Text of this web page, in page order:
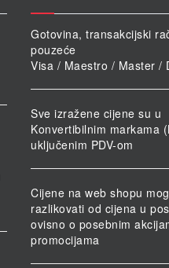
Gotovina, transakcijski
pouzeće
Visa / Maestro / Master /
Sve izražene cijene su u
Konvertibilnim markama
uključenim PDV-om
Cijene na web shopu
razlikovati od cijena u
ovisno o posebnim
promocijama